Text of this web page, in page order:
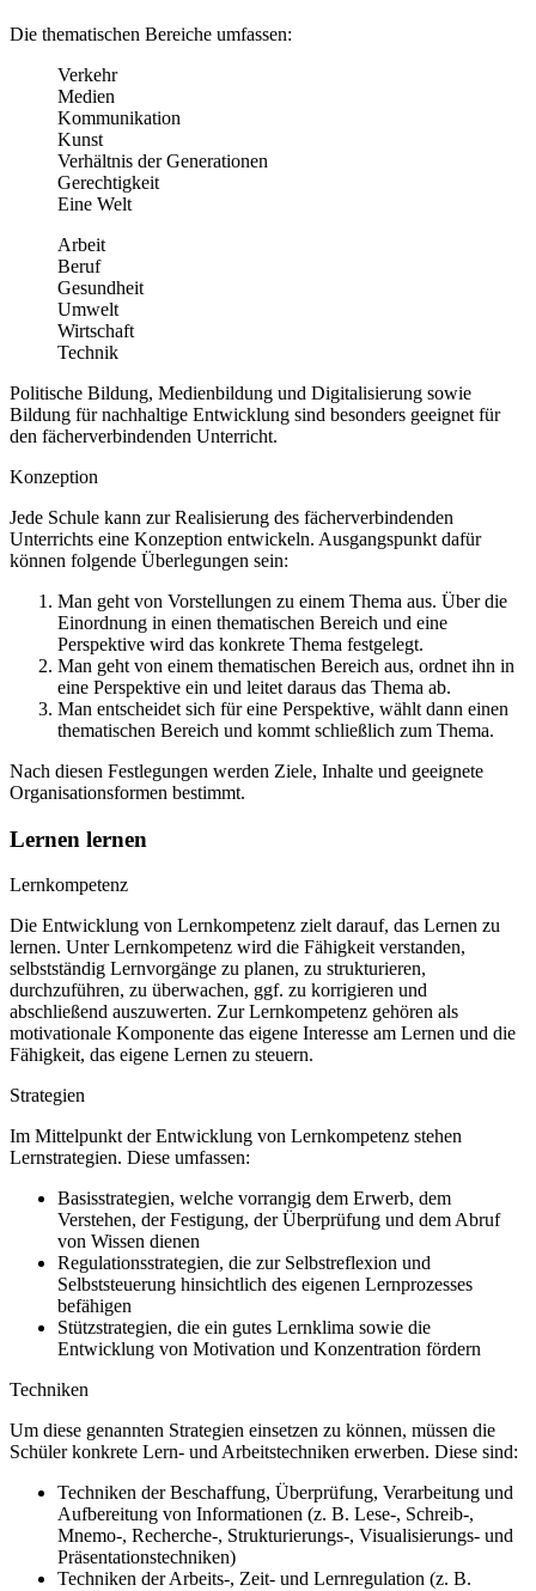
Die thematischen Bereiche umfassen:
Verkehr
Medien
Kommunikation
Kunst
Verhältnis der Generationen
Gerechtigkeit
Eine Welt
Arbeit
Beruf
Gesundheit
Umwelt
Wirtschaft
Technik
Politische Bildung, Medienbildung und Digitalisierung sowie
Bildung für nachhaltige Entwicklung sind besonders geeignet für
den fächerverbindenden Unterricht.
Konzeption
Jede Schule kann zur Realisierung des fächerverbindenden
Unterrichts eine Konzeption entwickeln. Ausgangspunkt dafür
können folgende Überlegungen sein:
Man geht von Vorstellungen zu einem Thema aus. Über die
Einordnung in einen thematischen Bereich und eine
Perspektive wird das konkrete Thema festgelegt.
Man geht von einem thematischen Bereich aus, ordnet ihn in
eine Perspektive ein und leitet daraus das Thema ab.
Man entscheidet sich für eine Perspektive, wählt dann einen
thematischen Bereich und kommt schließlich zum Thema.
Nach diesen Festlegungen werden Ziele, Inhalte und geeignete
Organisationsformen bestimmt.
Lernen lernen
Lernkompetenz
Die Entwicklung von Lernkompetenz zielt darauf, das Lernen zu
lernen. Unter Lernkompetenz wird die Fähigkeit verstanden,
selbstständig Lernvorgänge zu planen, zu strukturieren,
durchzuführen, zu überwachen, ggf. zu korrigieren und
abschließend auszuwerten. Zur Lernkompetenz gehören als
motivationale Komponente das eigene Interesse am Lernen und die
Fähigkeit, das eigene Lernen zu steuern.
Strategien
Im Mittelpunkt der Entwicklung von Lernkompetenz stehen
Lernstrategien. Diese umfassen:
Basisstrategien, welche vorrangig dem Erwerb, dem
Verstehen, der Festigung, der Überprüfung und dem Abruf
von Wissen dienen
Regulationsstrategien, die zur Selbstreflexion und
Selbststeuerung hinsichtlich des eigenen Lernprozesses
befähigen
Stützstrategien, die ein gutes Lernklima sowie die
Entwicklung von Motivation und Konzentration fördern
Techniken
Um diese genannten Strategien einsetzen zu können, müssen die
Schüler konkrete Lern- und Arbeitstechniken erwerben. Diese sind:
Techniken der Beschaffung, Überprüfung, Verarbeitung und
Aufbereitung von Informationen (z. B. Lese-, Schreib-,
Mnemo-, Recherche-, Strukturierungs-, Visualisierungs- und
Präsentationstechniken)
Techniken der Arbeits-, Zeit- und Lernregulation (z. B.